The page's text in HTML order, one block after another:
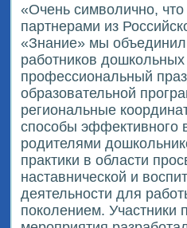
«Очень символично, что
партнерами из
«Знание» мы
работников
профессиональный
образовательной
региональные
способы эффективного
родителями
практики в области
наставнической и
деятельности для
поколением. Участники